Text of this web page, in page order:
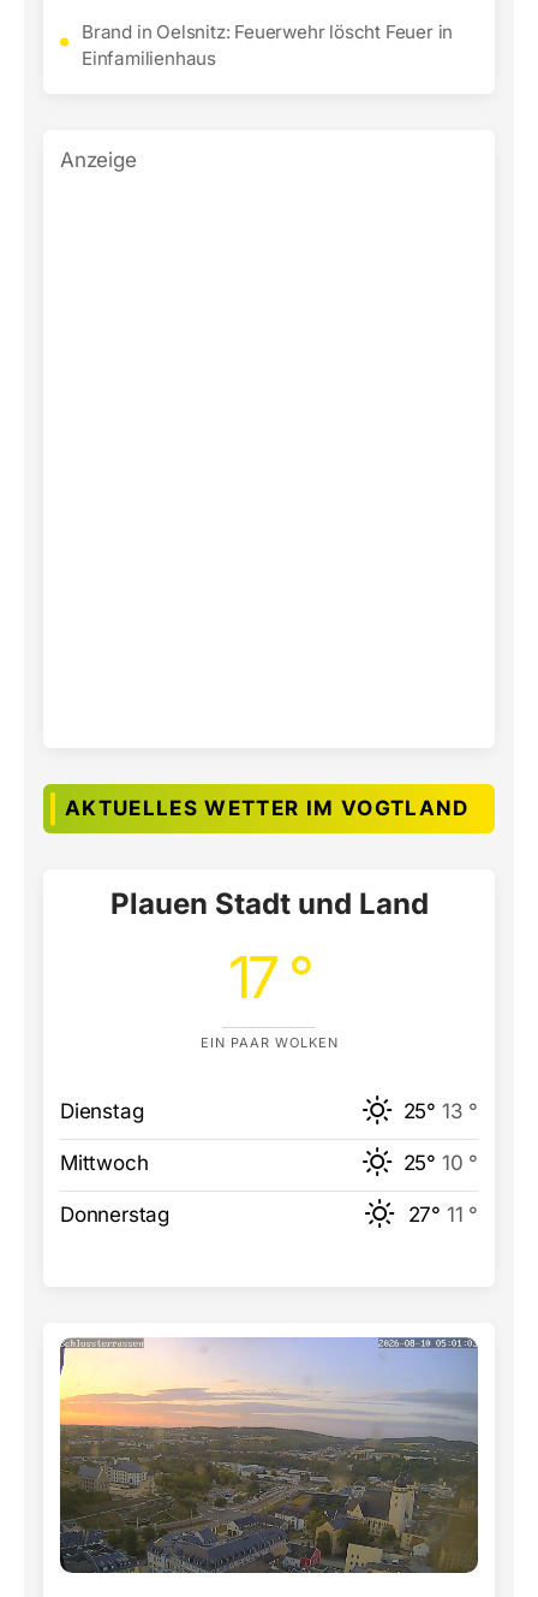
Brand in Oelsnitz: Feuerwehr löscht Feuer in
Einfamilienhaus
Anzeige
AKTUELLES WETTER IM VOGTLAND
Plauen Stadt und Land
17 °
EIN PAAR WOLKEN
Dienstag 25° 13 °
Mittwoch 25° 10 °
Donnerstag 27° 11 °